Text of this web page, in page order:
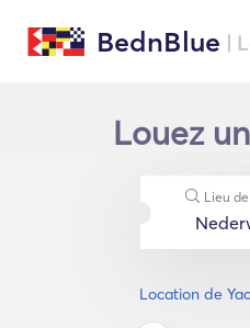
BednBlue |
Louez
Location de
Lieu